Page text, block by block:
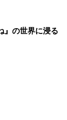
』の世界に浸る